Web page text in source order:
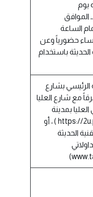
يوم
12/23 هـ الموافق
في تمام الساعة
حضورياً وعن
باستخدام
بشارع
شرقاً مع شارع العليا
رقم 9 بحي العليا بمدينة
الرياض( https://2u.pw/R5ckVf ) ، أو
الحديثة